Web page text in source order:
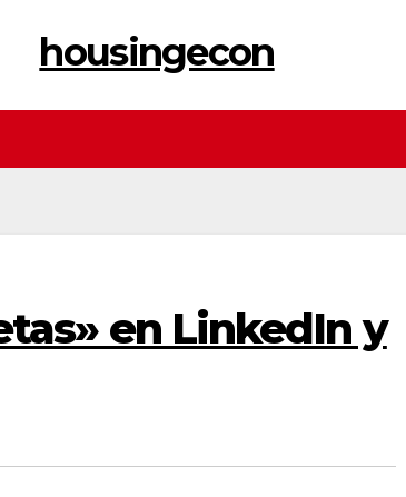
housingecon
en LinkedIn y